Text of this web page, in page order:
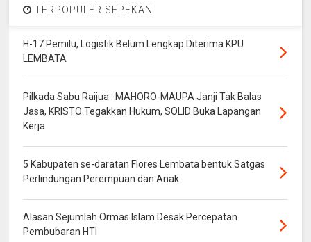
TERPOPULER SEPEKAN
H-17 Pemilu, Logistik Belum Lengkap Diterima KPU
LEMBATA
Pilkada Sabu Raijua : MAHORO-MAUPA Janji Tak Balas
Jasa, KRISTO Tegakkan Hukum, SOLID Buka Lapangan
Kerja
5 Kabupaten se-daratan Flores Lembata bentuk Satgas
Perlindungan Perempuan dan Anak
Alasan Sejumlah Ormas Islam Desak Percepatan
Pembubaran HTI